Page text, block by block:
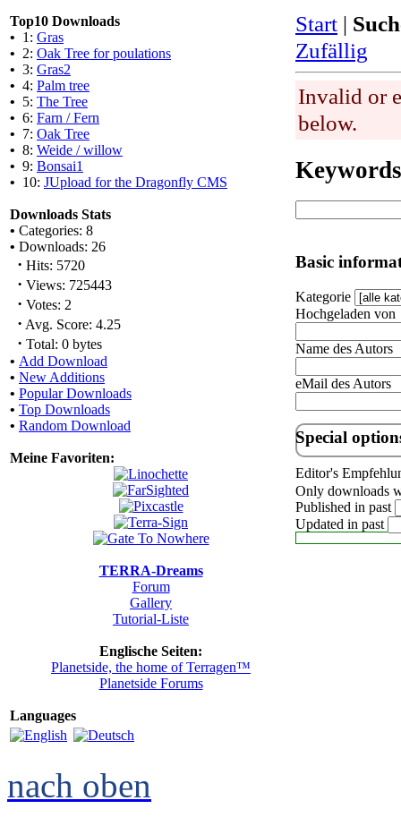
Top10 Downloads
• 1: Gras
• 2: Oak Tree for poulations
• 3: Gras2
• 4: Palm tree
• 5: The Tree
• 6: Farn / Fern
• 7: Oak Tree
• 8: Weide / willow
• 9: Bonsai1
• 10: JUpload for the Dragonfly CMS
Downloads Stats
• Categories: 8
• Downloads: 26
· Hits: 5720
· Views: 725443
· Votes: 2
· Avg. Score: 4.25
· Total: 0 bytes
• Add Download
• New Additions
• Popular Downloads
• Top Downloads
• Random Download
Meine Favoriten:
TERRA-Dreams
Forum
Gallery
Tutorial-Liste
Englische Seiten:
Planetside, the home of Terragen™
Planetside Forums
Languages
Start |
Zufällig
Invalid or
below.
Keywords
Basic
Kategorie
Hochgeladen von
Name des Autors
eMail des Autors
Special
Editor's
Only downloads
Published in past
Updated in past
nach oben